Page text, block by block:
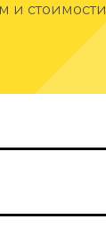
и стоимости